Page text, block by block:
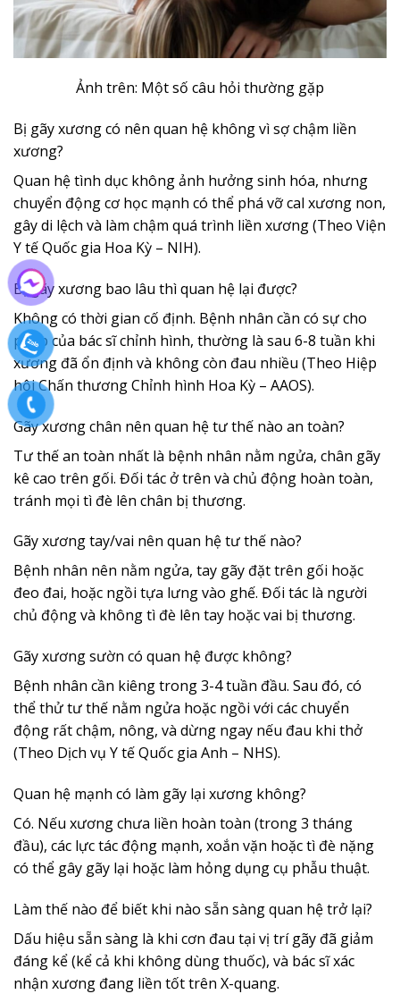
Ảnh trên: Một số câu hỏi thường gặp
Bị gãy xương có nên quan hệ không vì sợ chậm liền
xương?
Quan hệ tình dục không ảnh hưởng sinh hóa, nhưng
chuyển động cơ học mạnh có thể phá vỡ cal xương non,
gây di lệch và làm chậm quá trình liền xương (Theo Viện
Y tế Quốc gia Hoa Kỳ – NIH).
Bị gãy xương bao lâu thì quan hệ lại được?
Không có thời gian cố định. Bệnh nhân cần có sự cho
phép của bác sĩ chỉnh hình, thường là sau 6-8 tuần khi
xương đã ổn định và không còn đau nhiều (Theo Hiệp
hội Chấn thương Chỉnh hình Hoa Kỳ – AAOS).
Gãy xương chân nên quan hệ tư thế nào an toàn?
Tư thế an toàn nhất là bệnh nhân nằm ngửa, chân gãy
kê cao trên gối. Đối tác ở trên và chủ động hoàn toàn,
tránh mọi tì đè lên chân bị thương.
Gãy xương tay/vai nên quan hệ tư thế nào?
Bệnh nhân nên nằm ngửa, tay gãy đặt trên gối hoặc
đeo đai, hoặc ngồi tựa lưng vào ghế. Đối tác là người
chủ động và không tì đè lên tay hoặc vai bị thương.
Gãy xương sườn có quan hệ được không?
Bệnh nhân cần kiêng trong 3-4 tuần đầu. Sau đó, có
thể thử tư thế nằm ngửa hoặc ngồi với các chuyển
động rất chậm, nông, và dừng ngay nếu đau khi thở
(Theo Dịch vụ Y tế Quốc gia Anh – NHS).
Quan hệ mạnh có làm gãy lại xương không?
Có. Nếu xương chưa liền hoàn toàn (trong 3 tháng
đầu), các lực tác động mạnh, xoắn vặn hoặc tì đè nặng
có thể gây gãy lại hoặc làm hỏng dụng cụ phẫu thuật.
Làm thế nào để biết khi nào sẵn sàng quan hệ trở lại?
Dấu hiệu sẵn sàng là khi cơn đau tại vị trí gãy đã giảm
đáng kể (kể cả khi không dùng thuốc), và bác sĩ xác
nhận xương đang liền tốt trên X-quang.